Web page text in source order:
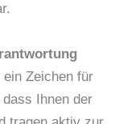
Zeichen für
Ihnen der